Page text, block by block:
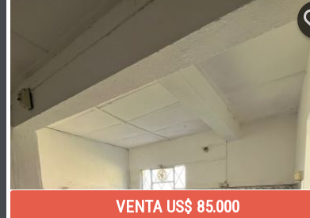
VENTA US$ 85.000